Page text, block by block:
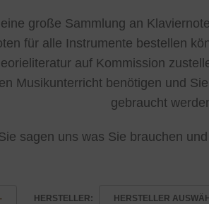
große Sammlung an
für alle Instrumente bestellen
auf Kommission
Musikunterricht benötigen und
gebraucht
sagen uns was Sie brauchen
HERSTELLER: HERSTELLER